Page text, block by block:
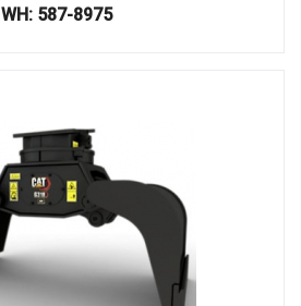
WH: 587-8975